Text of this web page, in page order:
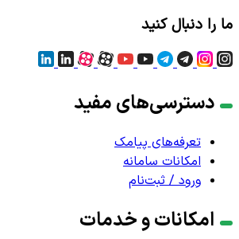
ما را دنبال کنید
دسترسی‌های مفید
تعرفه‌های پیامک
امکانات سامانه
ورود / ثبت‌نام
امکانات و خدمات